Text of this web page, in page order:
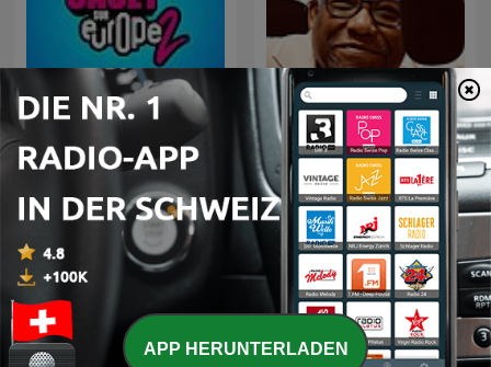
Cauet sur Europe 2 -
Heure par Heure
Smooth Jazz
APP HERUNTERLADEN